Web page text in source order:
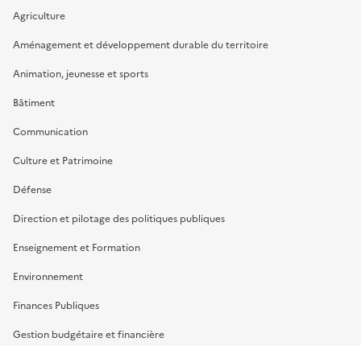
Agriculture
Aménagement et développement durable du territoire
Animation, jeunesse et sports
Bâtiment
Communication
Culture et Patrimoine
Défense
Direction et pilotage des politiques publiques
Enseignement et Formation
Environnement
Finances Publiques
Gestion budgétaire et financière